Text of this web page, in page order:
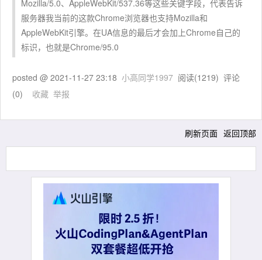
Mozilla/5.0、AppleWebKit/537.36等这些关键字段，代表告诉
服务器我当前的这款Chrome浏览器也支持Mozilla和
AppleWebKit引擎。在UA信息的最后才会加上Chrome自己的
标识，也就是Chrome/95.0
posted @ 2021-11-27 23:18 小高同学1997 阅读(1219) 评论
(0) 收藏 举报
刷新页面 返回顶部